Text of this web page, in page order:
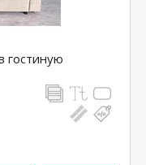
гостиную